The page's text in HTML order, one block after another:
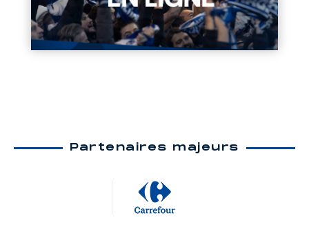
Partenaires majeurs